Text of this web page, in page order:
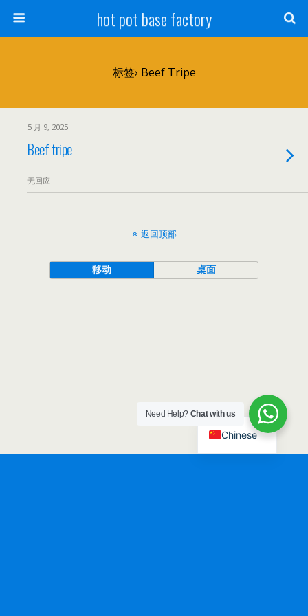
hot pot base factory
标签› Beef Tripe
5 月 9, 2025
Beef tripe
无回应
返回顶部
移动 桌面
Need Help? Chat with us
Chinese